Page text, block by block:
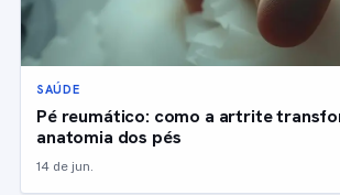
SAÚDE
Pé reumático: como a artrite
anatomia dos pés
14 de jun.